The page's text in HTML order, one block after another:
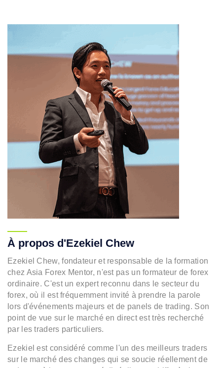
À propos d'Ezekiel Chew
Ezekiel Chew, fondateur et responsable de la formation
chez Asia Forex Mentor, n'est pas un formateur de forex
ordinaire. C'est un expert reconnu dans le secteur du
forex, où il est fréquemment invité à prendre la parole
lors d'événements majeurs et de panels de trading. Son
point de vue sur le marché en direct est très recherché
par les traders particuliers.
Ezekiel est considéré comme l'un des meilleurs traders
sur le marché des changes qui se soucie réellement de